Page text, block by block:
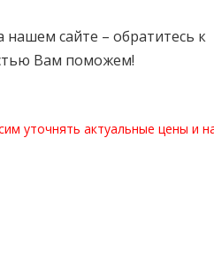
сайте – обратитесь к
Вам поможем!
уточнять актуальные цены и